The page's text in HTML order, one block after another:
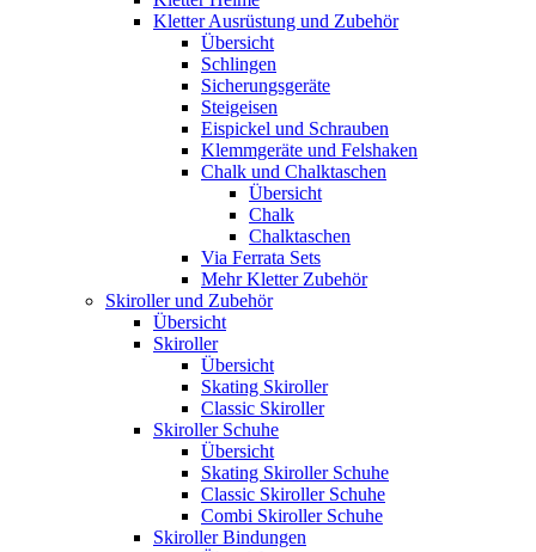
Kletter Ausrüstung und Zubehör
Übersicht
Schlingen
Sicherungsgeräte
Steigeisen
Eispickel und Schrauben
Klemmgeräte und Felshaken
Chalk und Chalktaschen
Übersicht
Chalk
Chalktaschen
Via Ferrata Sets
Mehr Kletter Zubehör
Skiroller und Zubehör
Übersicht
Skiroller
Übersicht
Skating Skiroller
Classic Skiroller
Skiroller Schuhe
Übersicht
Skating Skiroller Schuhe
Classic Skiroller Schuhe
Combi Skiroller Schuhe
Skiroller Bindungen